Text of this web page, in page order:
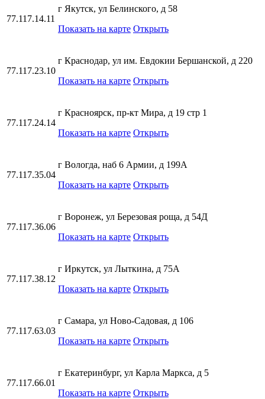
77.117.14.11
г Якутск, ул Белинского, д 58
Показать на карте Открыть
77.117.23.10
г Краснодар, ул им. Евдокии Бершанской, д 220
Показать на карте Открыть
77.117.24.14
г Красноярск, пр-кт Мира, д 19 стр 1
Показать на карте Открыть
77.117.35.04
г Вологда, наб 6 Армии, д 199А
Показать на карте Открыть
77.117.36.06
г Воронеж, ул Березовая роща, д 54Д
Показать на карте Открыть
77.117.38.12
г Иркутск, ул Лыткина, д 75А
Показать на карте Открыть
77.117.63.03
г Самара, ул Ново-Садовая, д 106
Показать на карте Открыть
77.117.66.01
г Екатеринбург, ул Карла Маркса, д 5
Показать на карте Открыть